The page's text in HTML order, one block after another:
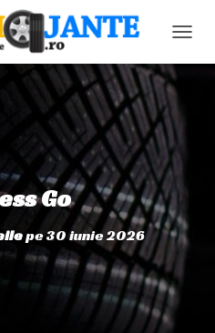
O
G
A
Go
pe30 iunie 2026